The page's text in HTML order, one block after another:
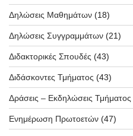
Δηλώσεις Μαθημάτων (18)
Δηλώσεις Συγγραμμάτων (21)
Διδακτορικές Σπουδές (43)
Διδάσκοντες Τμήματος (43)
Δράσεις – Εκδηλώσεις Τμήματος
Ενημέρωση Πρωτοετών (47)